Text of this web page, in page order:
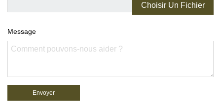
Choisir Un Fichier
Message